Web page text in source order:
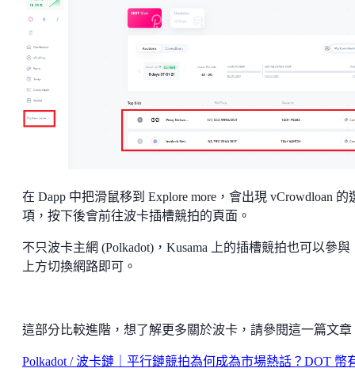
在 Dapp 中把滑鼠移到 Explore more，會出現 vCrowdloan 的
項，按下後會前往波卡插槽競拍的頁面。
不只波卡主網 (Polkadot)，Kusama 上的插槽競拍也可以參與
上方切換網路即可。
這部分比較進階，想了解更多關於波卡，請參閱這一篇文章
Polkadot / 波卡鏈｜平行鏈競拍為何成為市場熱話？DOT 幣